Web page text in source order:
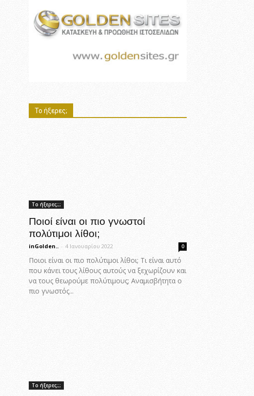
Το ήξερες;
Το ήξερες;;;
Ποιοί είναι οι πιο γνωστοί
πολύτιμοι λίθοι;
inGolden.. - 4 Ιανουαρίου 2022 0
Ποιοι είναι οι πιο πολύτιμοι λίθοι; Τι είναι αυτό
που κάνει τους λίθους αυτούς να ξεχωρίζουν και
να τους θεωρούμε πολύτιμους; Αναμισβήτητα ο
πιο γνωστός...
Το ήξερες;;;